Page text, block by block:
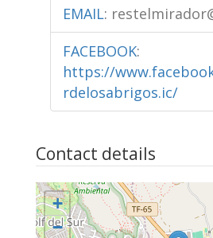
EMAIL:
FACEBOOK:
https://
rdelosabrigos.ic/
Contact details
+
−